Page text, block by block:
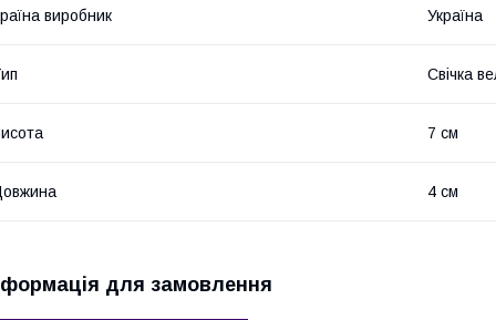
виробник Україна
Свічка
7 см
4 см
для замовлення